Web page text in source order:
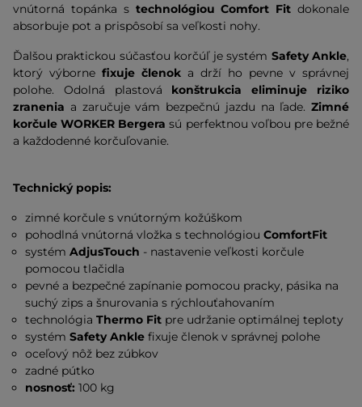
vnútorná topánka s technológiou Comfort Fit dokonale
absorbuje pot a prispôsobí sa veľkosti nohy.
Ďalšou praktickou súčasťou korčúľ je systém Safety Ankle,
ktorý výborne fixuje členok a drží ho pevne v správnej
polohe. Odolná plastová konštrukcia eliminuje riziko
zranenia a zaručuje vám bezpečnú jazdu na ľade. Zimné
korčule WORKER Bergera sú perfektnou voľbou pre bežné
a každodenné korčuľovanie.
Technický popis:
zimné korčule s vnútorným kožúškom
pohodlná vnútorná vložka s technológiouComfortFit
systémAdjusTouch - nastavenie veľkosti korčule
pomocou tlačidla
pevné a bezpečné zapínanie pomocou pracky, pásika na
suchý zips a šnurovania s rýchlouťahovaním
technológiaThermo Fit pre udržanie optimálnej teploty
systémSafety Ankle fixuje členok v správnej polohe
oceľový nôž bez zúbkov
zadné pútko
nosnosť: 100 kg